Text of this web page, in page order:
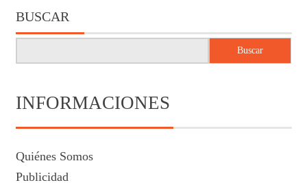
BUSCAR
Buscar
INFORMACIONES
Quiénes Somos
Publicidad